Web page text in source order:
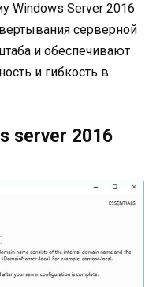
Windows Server 2016
серверной
и обеспечивают
и гибкость в
server 2016